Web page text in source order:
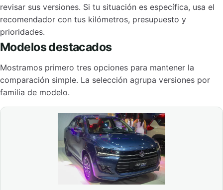
revisar sus versiones. Si tu situación es específica, usa el
recomendador con tus kilómetros, presupuesto y
prioridades.
Modelos destacados
Mostramos primero tres opciones para mantener la
comparación simple. La selección agrupa versiones por
familia de modelo.